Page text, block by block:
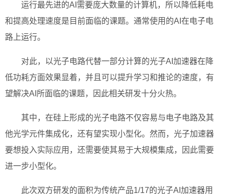
运行最先进的AI需要庞大数量的计算机，所以降低耗电
和提高处理速度是目前面临的课题。通常使用的AI在电子电
路上运行。
对此，以光子电路代替一部分计算的光子AI加速器在降
低功耗方面效果显着，并且可以提升学习和推论的速度，有
望解决AI所面临的课题，因此相关研发十分火热。
其中，在硅上形成的光子电路不仅容易与电子电路及其
他光学元件集成化，还有望实现小型化。然而，光子加速器
要想投入实际应用，还需要使其易于大规模集成，因此需要
进一步小型化。
此次双方研发的面积为传统产品1/17的光子AI加速器用